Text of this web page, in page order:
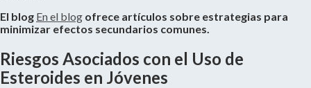
El blog En el blog ofrece artículos sobre estrategias para
minimizar efectos secundarios comunes.
Riesgos Asociados con el Uso de
Esteroides en Jóvenes